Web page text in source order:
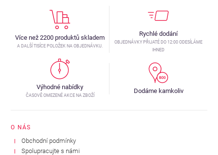
Více než 2200 produktů skladem
A DALŠÍ TISÍCE POLOŽEK NA OBJEDNÁVKU.
Rychlé dodání
OBJEDNÁVKY PŘIJATÉ DO 12:00 ODESÍLÁME
IHNED
Výhodné nabídky
ČASOVĚ OMEZENÉ AKCE NA ZBOŽÍ
Dodáme kamkoliv
O NÁS
Obchodní podmínky
Spolupracujte s námi